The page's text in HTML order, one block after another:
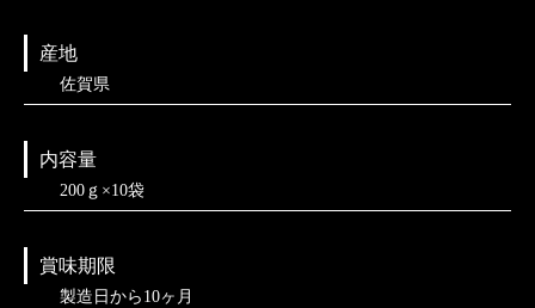
産地
佐賀県
内容量
200ｇ×10袋
賞味期限
製造日から10ヶ月